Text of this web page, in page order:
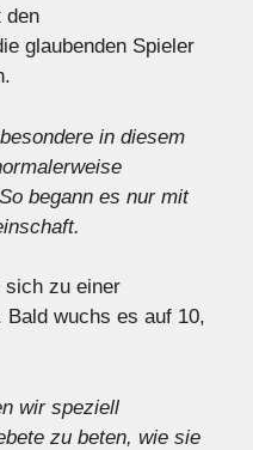
den
glaubenden Spieler
in diesem
begann es nur mit
sich zu einer
wuchs es auf 10,
wir speziell
zu beten, wie sie